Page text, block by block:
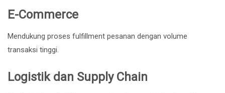
E-Commerce
Mendukung proses fulfillment pesanan dengan volume
transaksi tinggi.
Logistik dan Supply Chain